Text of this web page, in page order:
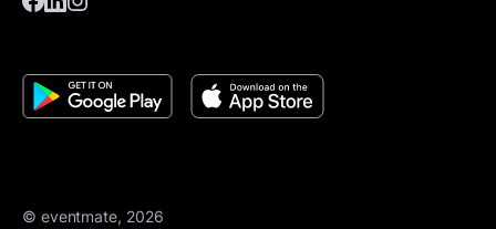
© eventmate, 2026